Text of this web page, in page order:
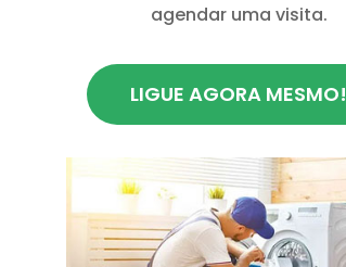
agendar uma visita.
LIGUE AGORA MESMO!